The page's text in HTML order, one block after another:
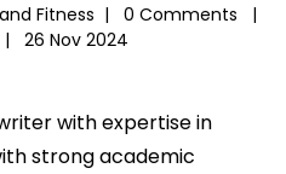
Fitness |
0 Comments |
26 Nov 2024
with expertise in
strong academic